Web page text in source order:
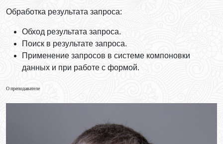
Обработка результата запроса:
Обход результата запроса.
Поиск в результате запроса.
Применение запросов в системе компоновки
данных и при работе с формой.
О преподавателе